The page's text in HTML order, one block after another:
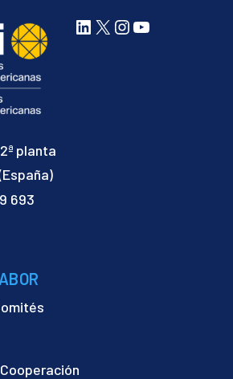
planta
693
LinkedIn
X Instagram
YouTube